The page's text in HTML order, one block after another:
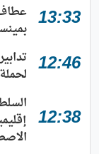
13:33
12:46
12:38